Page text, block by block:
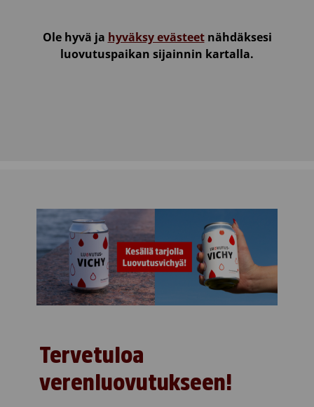
Ole hyvä ja hyväksy evästeetnähdäksesi
luovutuspaikan sijainnin kartalla.
Tervetuloa
verenluovutukseen!